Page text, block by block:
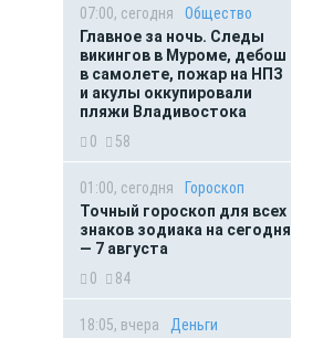
07:00, сегодня
Общество
Главное за ночь. Следы
викингов в Муроме, дебош
в самолете, пожар на НПЗ
и акулы оккупировали
пляжи Владивостока
0
58
01:00, сегодня
Гороскоп
Точный гороскоп для всех
знаков зодиака на сегодня
— 7 августа
0
84
18:05, вчера
Деньги